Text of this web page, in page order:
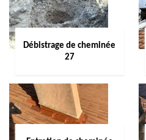
Débistrage de cheminée
27